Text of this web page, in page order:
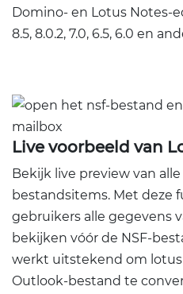
Domino- en Lotus Notes-
8.5, 8.0.2, 7.0, 6.5, 6.0 en
Live voorbeeld van
Bekijk live preview van
bestandsitems. Met deze
gebruikers alle gegevens
bekijken vóór de NSF-
werkt uitstekend om
Outlook-bestand te